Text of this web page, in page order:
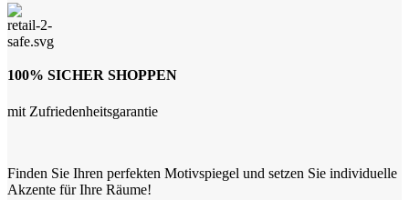
100% SICHER SHOPPEN
mit Zufriedenheitsgarantie
Finden Sie Ihren perfekten Motivspiegel und setzen Sie individuelle
Akzente für Ihre Räume!